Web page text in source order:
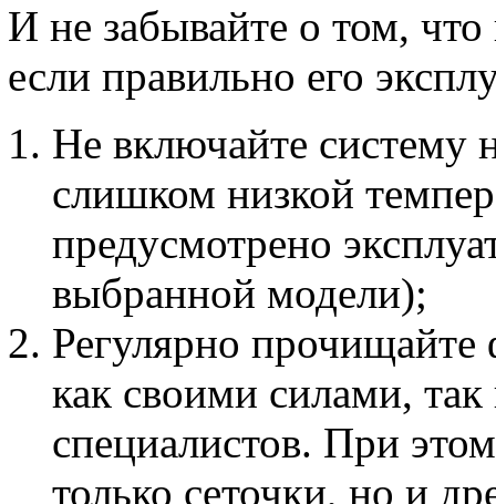
И не забывайте о том,
если правильно его
Не включайте систему
слишком низкой
предусмотрено
выбранной модели);
Регулярно
как своими силами,
специалистов. При
только сеточки, но и